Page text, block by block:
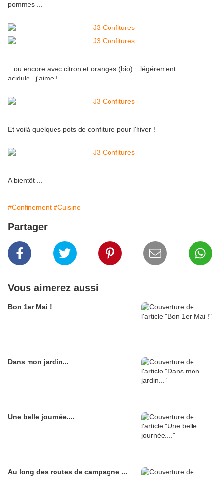
pommes ...
...ou encore avec citron et oranges (bio) ...légérement
acidulé...j'aime !
Et voilà quelques pots de confiture pour l'hiver !
A bientôt ...
#Confinement #Cuisine
Partager
Vous aimerez aussi
Bon 1er Mai !
Dans mon jardin...
Une belle journée....
Au long des routes de campagne ...